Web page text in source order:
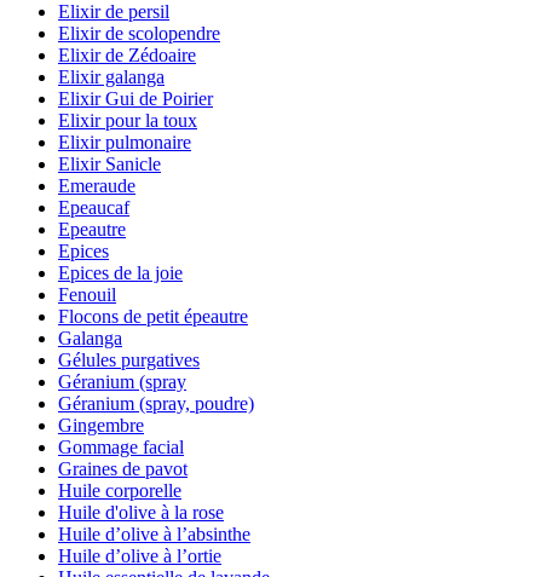
Elixir de persil
Elixir de scolopendre
Elixir de Zédoaire
Elixir galanga
Elixir Gui de Poirier
Elixir pour la toux
Elixir pulmonaire
Elixir Sanicle
Emeraude
Epeaucaf
Epeautre
Epices
Epices de la joie
Fenouil
Flocons de petit épeautre
Galanga
Gélules purgatives
Géranium (spray
Géranium (spray, poudre)
Gingembre
Gommage facial
Graines de pavot
Huile corporelle
Huile d'olive à la rose
Huile d’olive à l’absinthe
Huile d’olive à l’ortie